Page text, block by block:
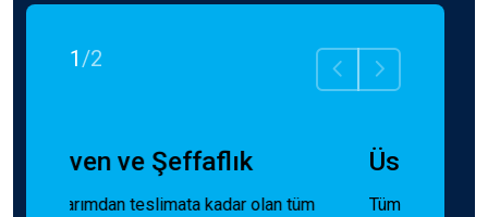
Üstün Kalite Standartları
Tüm projelerimizde uluslararası normlara
1/2